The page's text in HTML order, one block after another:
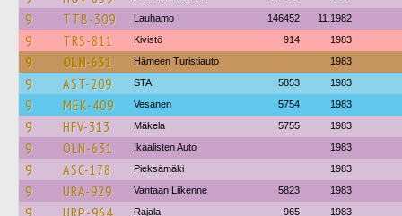
9 TTB-309 Lauhamo 146452 11.1982
9 TRS-811 Kivistö 914 1983
9 OLN-631 Hämeen Turistiauto 1983
9 AST-209 STA 5853 1983
9 MEK-409 Vesanen 5754 1983
9 HFV-313 Mäkela 5755 1983
9 OLN-631 Ikaalisten Auto 1983
9 ASC-178 Pieksämäki 1983
9 URA-929 Vantaan Liikenne 5823 1983
9 URP-964 Rajala 965 1983